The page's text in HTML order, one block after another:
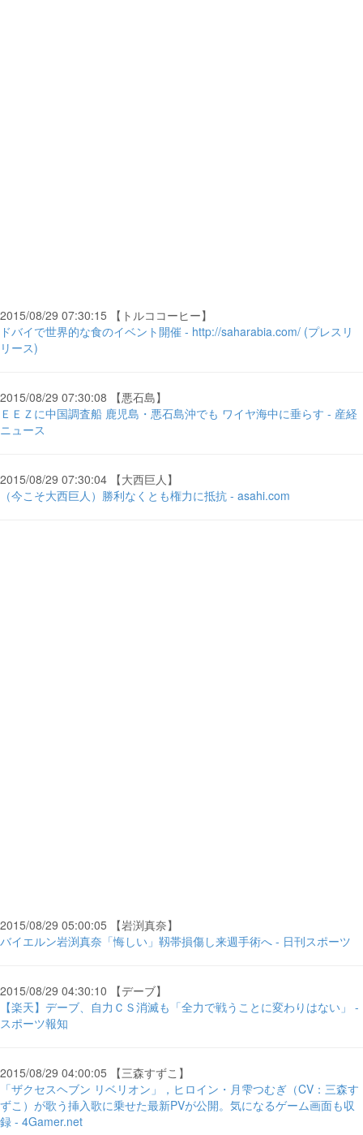
2015/08/29 07:30:15 【トルココーヒー】
ドバイで世界的な食のイベント開催 - http://saharabia.com/ (プレスリ
リース)
2015/08/29 07:30:08 【悪石島】
ＥＥＺに中国調査船 鹿児島・悪石島沖でも ワイヤ海中に垂らす - 産経
ニュース
2015/08/29 07:30:04 【大西巨人】
（今こそ大西巨人）勝利なくとも権力に抵抗 - asahi.com
2015/08/29 05:00:05 【岩渕真奈】
バイエルン岩渕真奈「悔しい」靱帯損傷し来週手術へ - 日刊スポーツ
2015/08/29 04:30:10 【デーブ】
【楽天】デーブ、自力ＣＳ消滅も「全力で戦うことに変わりはない」 -
スポーツ報知
2015/08/29 04:00:05 【三森すずこ】
「ザクセスヘブン リベリオン」，ヒロイン・月雫つむぎ（CV：三森す
ずこ）が歌う挿入歌に乗せた最新PVが公開。気になるゲーム画面も収
録 - 4Gamer.net